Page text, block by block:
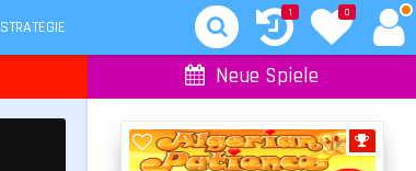
STRATEGIE
0
1
Neue Spiele